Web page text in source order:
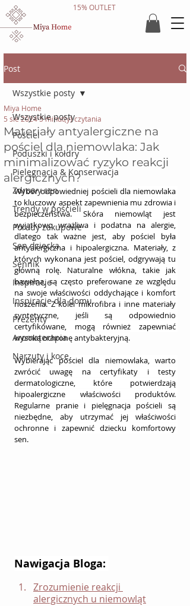
15% OUTLET
Post
Wszystkie posty
Pościel
Poduszki i kołdry
Pielęgnacja & Konserwacja
Zdrowy sen
Trendy w pościeli
Porady zakupowe
Sen dziecka
Sennik
Inspiracje
Inspiracje dla domu
Prezenty
Aromaterapia
Narzuty i koce
Wszystkie posty
Materiały antyalergiczne na
pościel dla niemowlaka: Jak
minimalizować ryzyko reakcji
alergicznych?
Miya Home
5 sie 20245 minut(y) czytania
Wybór odpowiedniej pościeli dla niemowlaka
to kluczowy aspekt zapewnienia mu zdrowia i
bezpieczeństwa. Skóra niemowląt jest
wyjątkowo wrażliwa i podatna na alergie,
dlatego tak ważne jest, aby pościel była
antyalergiczna i hipoalergiczna. Materiały, z
których wykonana jest pościel, odgrywają tu
główną rolę. Naturalne włókna, takie jak
bawełna, są często preferowane ze względu
na swoje właściwości oddychające i komfort
noszenia. Z kolei mikrofibra i inne materiały
syntetyczne, jeśli są odpowiednio
certyfikowane, mogą również zapewniać
wysoką ochronę antybakteryjną.
Wybierając pościel dla niemowlaka, warto
zwrócić uwagę na certyfikaty i testy
dermatologiczne, które potwierdzają
hipoalergiczne właściwości produktów.
Regularne pranie i pielęgnacja pościeli są
niezbędne, aby utrzymać jej właściwości
ochronne i zapewnić dziecku komfortowy
sen.
Nawigacja Bloga:
Zrozumienie reakcji
alergicznych u niemowląt